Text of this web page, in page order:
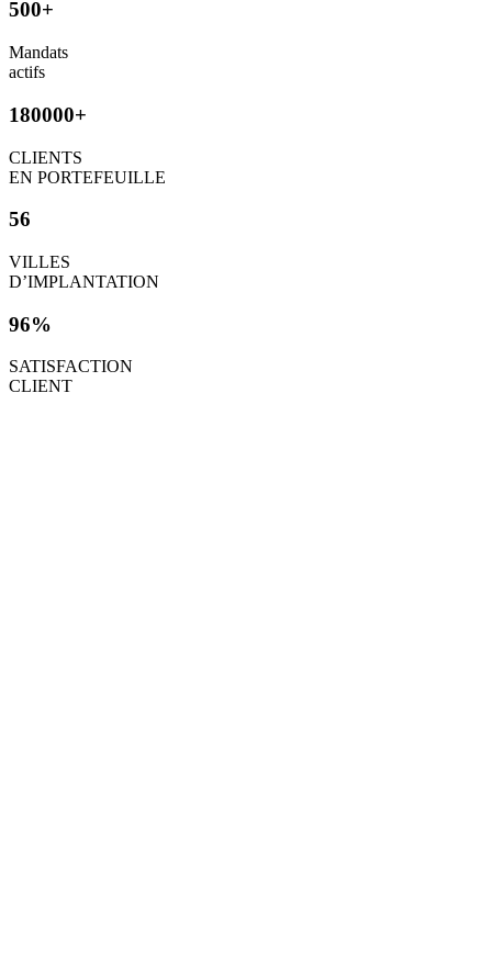
500+
Mandats
actifs
180000+
CLIENTS
EN PORTEFEUILLE
56
VILLES
D’IMPLANTATION
96%
SATISFACTION
CLIENT